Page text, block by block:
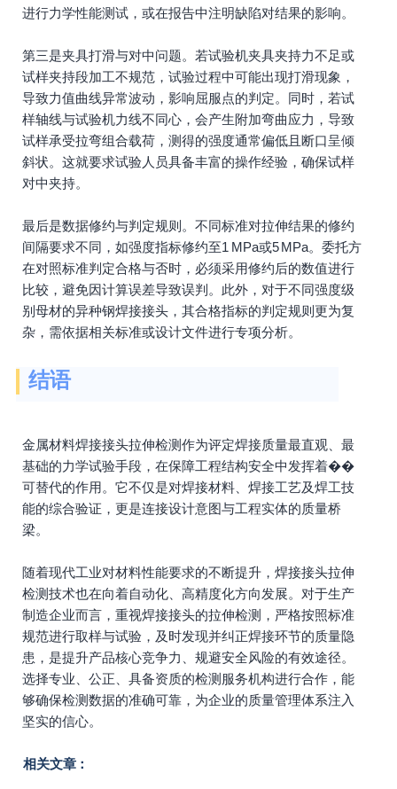
进行力学性能测试，或在报告中注明缺陷对结果的影响。
第三是夹具打滑与对中问题。若试验机夹具夹持力不足或
试样夹持段加工不规范，试验过程中可能出现打滑现象，
导致力值曲线异常波动，影响屈服点的判定。同时，若试
样轴线与试验机力线不同心，会产生附加弯曲应力，导致
试样承受拉弯组合载荷，测得的强度通常偏低且断口呈倾
斜状。这就要求试验人员具备丰富的操作经验，确保试样
对中夹持。
最后是数据修约与判定规则。不同标准对拉伸结果的修约
间隔要求不同，如强度指标修约至1 MPa或5 MPa。委托方
在对照标准判定合格与否时，必须采用修约后的数值进行
比较，避免因计算误差导致误判。此外，对于不同强度级
别母材的异种钢焊接接头，其合格指标的判定规则更为复
杂，需依据相关标准或设计文件进行专项分析。
结语
金属材料焊接接头拉伸检测作为评定焊接质量最直观、最
基础的力学试验手段，在保障工程结构安全中发挥着��
可替代的作用。它不仅是对焊接材料、焊接工艺及焊工技
能的综合验证，更是连接设计意图与工程实体的质量桥
梁。
随着现代工业对材料性能要求的不断提升，焊接接头拉伸
检测技术也在向着自动化、高精度化方向发展。对于生产
制造企业而言，重视焊接接头的拉伸检测，严格按照标准
规范进行取样与试验，及时发现并纠正焊接环节的质量隐
患，是提升产品核心竞争力、规避安全风险的有效途径。
选择专业、公正、具备资质的检测服务机构进行合作，能
够确保检测数据的准确可靠，为企业的质量管理体系注入
坚实的信心。
相关文章：